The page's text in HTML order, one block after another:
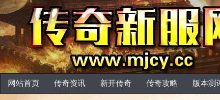
网站首页 传奇资讯 新开传奇 传奇攻略 版本测